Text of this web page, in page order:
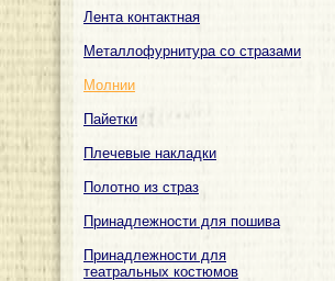
Лента контактная
Металлофурнитура со стразами
Молнии
Пайетки
Плечевые накладки
Полотно из страз
Принадлежности для пошива
Принадлежности для
театральных костюмов